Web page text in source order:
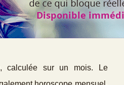
calculée sur un mois. Le